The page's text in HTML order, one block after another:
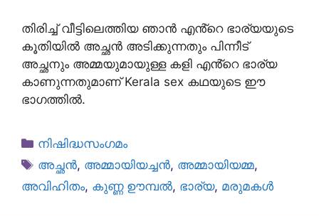
തിരിച്ച് വീട്ടിലെത്തിയ ഞാൻ എൻ്റെ ഭാര്യയുടെ
കൂതിയിൽ അച്ഛൻ അടിക്കുന്നതും പിന്നീട്
അച്ഛനും അമ്മയുമായുള്ള കളി എൻ്റെ ഭാര്യ
കാണുന്നതുമാണ് Kerala sex കഥയുടെ ഈ
ഭാഗത്തിൽ.
Categories
നിഷിദ്ധസംഗമം
Tags
അച്ഛൻ, അമ്മായിയച്ചൻ, അമ്മായിയമ്മ,
അവിഹിതം, കുണ്ണ ഊമ്പൽ, ഭാര്യ, മരുമകൾ